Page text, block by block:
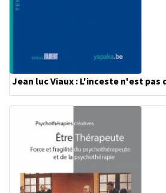
Jean luc Viaux : L'inceste n'est pas